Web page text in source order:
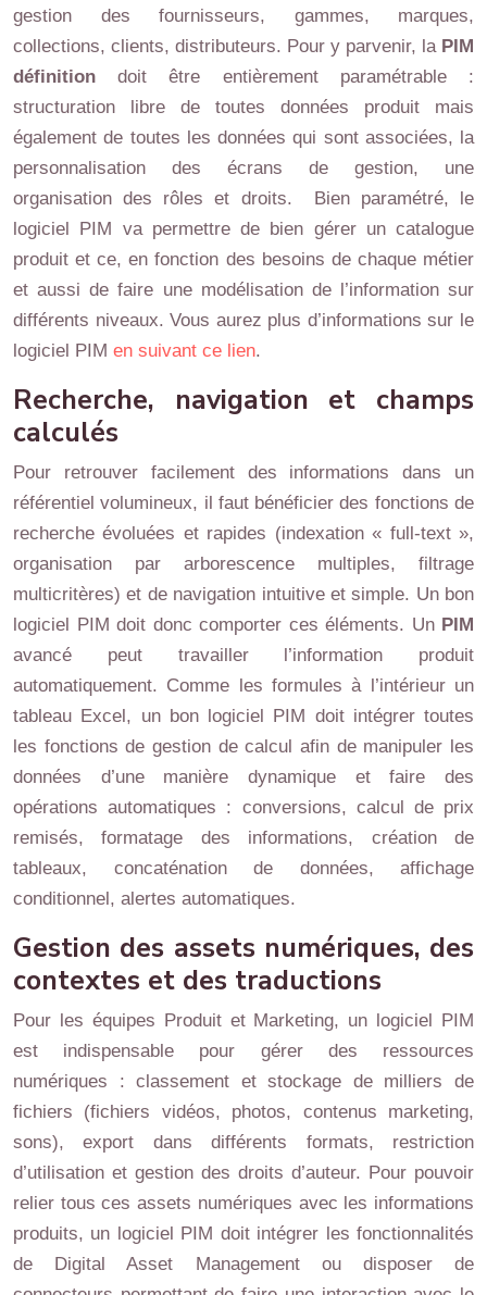
gestion des fournisseurs, gammes, marques,
collections, clients, distributeurs. Pour y parvenir, la PIM
définition doit être entièrement paramétrable :
structuration libre de toutes données produit mais
également de toutes les données qui sont associées, la
personnalisation des écrans de gestion, une
organisation des rôles et droits. Bien paramétré, le
logiciel PIM va permettre de bien gérer un catalogue
produit et ce, en fonction des besoins de chaque métier
et aussi de faire une modélisation de l’information sur
différents niveaux. Vous aurez plus d’informations sur le
logiciel PIM en suivant ce lien.
Recherche, navigation et champs
calculés
Pour retrouver facilement des informations dans un
référentiel volumineux, il faut bénéficier des fonctions de
recherche évoluées et rapides (indexation « full-text »,
organisation par arborescence multiples, filtrage
multicritères) et de navigation intuitive et simple. Un bon
logiciel PIM doit donc comporter ces éléments. Un PIM
avancé peut travailler l’information produit
automatiquement. Comme les formules à l’intérieur un
tableau Excel, un bon logiciel PIM doit intégrer toutes
les fonctions de gestion de calcul afin de manipuler les
données d’une manière dynamique et faire des
opérations automatiques : conversions, calcul de prix
remisés, formatage des informations, création de
tableaux, concaténation de données, affichage
conditionnel, alertes automatiques.
Gestion des assets numériques, des
contextes et des traductions
Pour les équipes Produit et Marketing, un logiciel PIM
est indispensable pour gérer des ressources
numériques : classement et stockage de milliers de
fichiers (fichiers vidéos, photos, contenus marketing,
sons), export dans différents formats, restriction
d’utilisation et gestion des droits d’auteur. Pour pouvoir
relier tous ces assets numériques avec les informations
produits, un logiciel PIM doit intégrer les fonctionnalités
de Digital Asset Management ou disposer de